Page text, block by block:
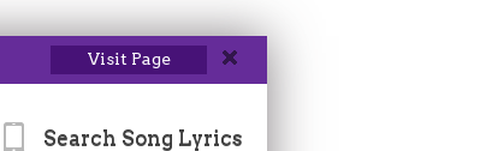
Visit Page
Search Song Lyrics